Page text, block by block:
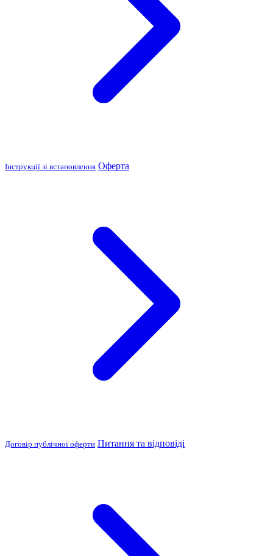
Інструкції зі встановлення Оферта
Договір публічної оферти Питання та відповіді